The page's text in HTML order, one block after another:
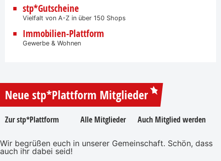
stp*Gutscheine
Vielfalt von A-Z in über 150 Shops
Immobilien-Plattform
Gewerbe & Wohnen
Neue stp*Plattform Mitglieder
Zur stp*Plattform Alle Mitglieder Auch Mitglied werden
Wir begrüßen euch in unserer Gemeinschaft. Schön, dass
auch ihr dabei seid!